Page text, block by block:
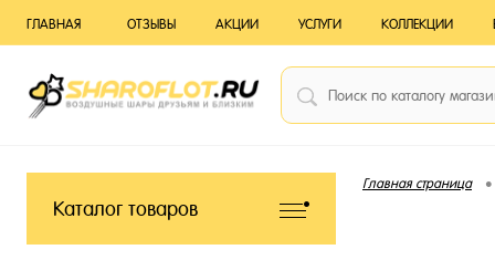
ГЛАВНАЯ ОТЗЫВЫ АКЦИИ УСЛУГИ КОЛЛЕКЦИИ
Каталог товаров
Главная страница •